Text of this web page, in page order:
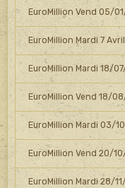
EuroMillion Vend 05/
EuroMillion Mardi 7
EuroMillion Mardi 18/
EuroMillion Vend 18/
EuroMillion Mardi 03/
EuroMillion Vend 20/
EuroMillion Mardi 28/